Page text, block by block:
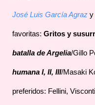
José Luis García Agraz y
favoritas: Gritos y
batalla de Argelia/Gillo
humana I, II, III/Masaki
preferidos: Fellini,